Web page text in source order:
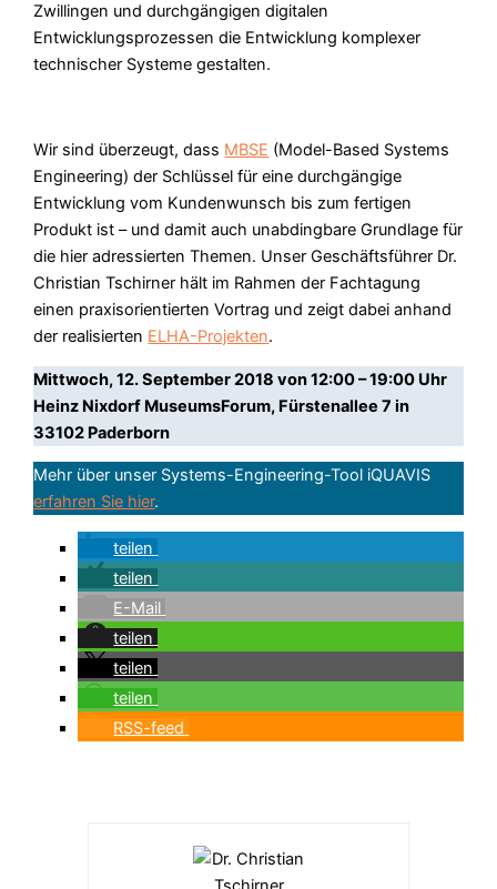
Zwillingen und durchgängigen digitalen
Entwicklungsprozessen die Entwicklung komplexer
technischer Systeme gestalten.
Wir sind überzeugt, dass MBSE (Model-Based Systems
Engineering) der Schlüssel für eine durchgängige
Entwicklung vom Kundenwunsch bis zum fertigen
Produkt ist – und damit auch unabdingbare Grundlage für
die hier adressierten Themen. Unser Geschäftsführer Dr.
Christian Tschirner hält im Rahmen der Fachtagung
einen praxisorientierten Vortrag und zeigt dabei anhand
der realisierten ELHA-Projekten.
Mittwoch, 12. September 2018 von 12:00 – 19:00 Uhr
Heinz Nixdorf MuseumsForum, Fürstenallee 7 in
33102 Paderborn
Mehr über unser Systems-Engineering-Tool iQUAVIS
erfahren Sie hier.
teilen
teilen
E-Mail
teilen
teilen
teilen
RSS-feed